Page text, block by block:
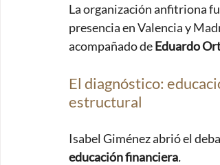
La organización anfitriona
presencia en Valencia y
acompañado de Eduardo
El diagnóstico:
estructural
Isabel Giménez abrió el
educación financiera.